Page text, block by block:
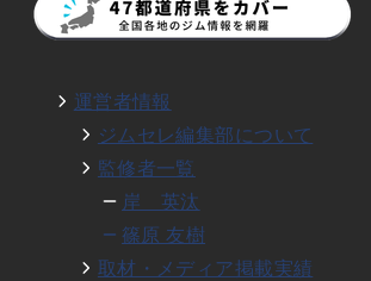
運営者情報
ジムセレ編集部について
監修者一覧
岸 英汰
篠原 友樹
取材・メディア掲載実績